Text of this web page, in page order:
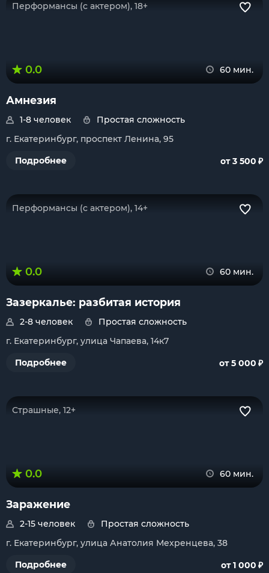
Перформансы (с актером), 18+
0.0 60 мин.
Амнезия
1-8 человек
Простая сложность
г. Екатеринбург, проспект Ленина, 95
Подробнее
от 3 500 ₽
Перформансы (с актером), 14+
0.0 60 мин.
Зазеркалье: разбитая история
2-8 человек
Простая сложность
г. Екатеринбург, улица Чапаева, 14к7
Подробнее
от 5 000 ₽
Страшные, 12+
0.0 60 мин.
Заражение
2-15 человек
Простая сложность
г. Екатеринбург, улица Анатолия Мехренцева, 38
Подробнее
от 1 000 ₽